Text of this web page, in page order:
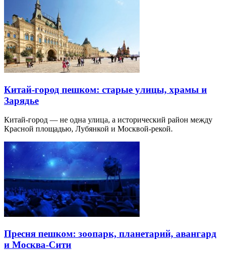
Китай-город пешком: старые улицы, храмы и
Зарядье
Китай-город — не одна улица, а исторический район между
Красной площадью, Лубянкой и Москвой-рекой.
Пресня пешком: зоопарк, планетарий, авангард
и Москва-Сити